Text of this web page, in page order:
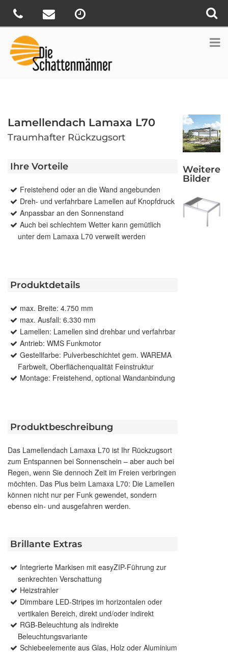
Lamellendach Lamaxa L70
Traumhafter Rückzugsort
Ihre Vorteile
Freistehend oder an die Wand angebunden
Dreh- und verfahrbare Lamellen auf Knopfdruck
Anpassbar an den Sonnenstand
Auch bei schlechtem Wetter kann gemütlich
unter dem Lamaxa L70 verweilt werden
Produktdetails
max. Breite: 4.750 mm
max. Ausfall: 6.330 mm
Lamellen: Lamellen sind drehbar und verfahrbar
Antrieb: WMS Funkmotor
Gestellfarbe: Pulverbeschichtet gem. WAREMA
Farbwelt, Oberflächenqualität Feinstruktur
Montage: Freistehend, optional Wandanbindung
Produktbeschreibung
Das Lamellendach Lamaxa L70 ist Ihr Rückzugsort
zum Entspannen bei Sonnenschein – aber auch bei
Regen, wenn Sie dennoch Zeit im Freien verbringen
möchten. Das Plus beim Lamaxa L70: Die Lamellen
können nicht nur per Funk gewendet, sondern
ebenso ein- und ausgefahren werden.
Brillante Extras
Integrierte Markisen mit easyZIP-Führung zur
senkrechten Verschattung
Heizstrahler
Dimmbare LED-Stripes im horizontalen oder
vertikalen Bereich, direkt und/oder indirekt
RGB-Beleuchtung als indirekte
Beleuchtungsvariante
Schiebeelemente aus Glas, Holz oder Aluminium
Weitere
Bilder